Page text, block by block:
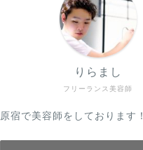
フリーランス美容師
りらまし
原宿で美容師をしております！